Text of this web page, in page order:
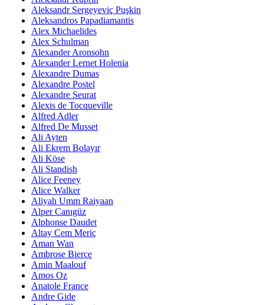
Aleksandr Sergeyeviç Puşkin
Aleksandros Papadiamantis
Alex Michaelides
Alex Schulman
Alexander Aronsohn
Alexander Lernet Holenia
Alexandre Dumas
Alexandre Postel
Alexandre Seurat
Alexis de Tocqueville
Alfred Adler
Alfred De Musset
Ali Ayten
Ali Ekrem Bolayır
Ali Köse
Ali Standish
Alice Feeney
Alice Walker
Aliyah Umm Raiyaan
Alper Canıgüz
Alphonse Daudet
Altay Cem Meriç
Aman Wan
Ambrose Bierce
Amin Maalouf
Amos Oz
Anatole France
Andre Gide